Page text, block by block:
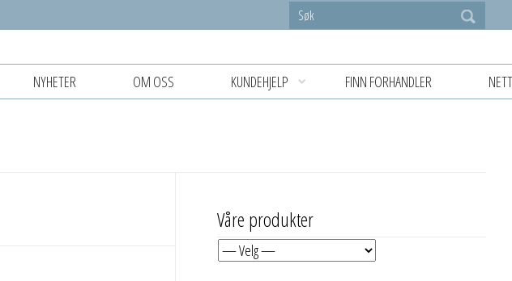
NYHETER OM OSS KUNDEHJELP FINN FORHANDLER
Våre produkter